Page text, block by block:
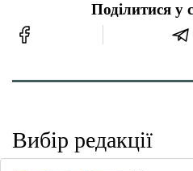
Поділитися у
Вибір редакції